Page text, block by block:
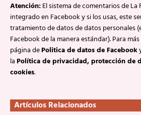
Atención:El sistema de comentarios de
integrado en Facebook y si los usas, este
tratamiento de datos de datos personales
Facebook de la manera estándar). Para
página dePolitica de datos de Facebook
laPolítica de privacidad, protección de
cookies.
Artículos Relacionados